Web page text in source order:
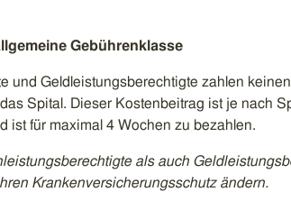
Gebührenklasse
und Geldleistungsberechtigte zahlen
Spital. Dieser Kostenbeitrag ist je nach
ist für maximal 4 Wochen zu bezahlen.
als auch
Krankenversicherungsschutz ändern.